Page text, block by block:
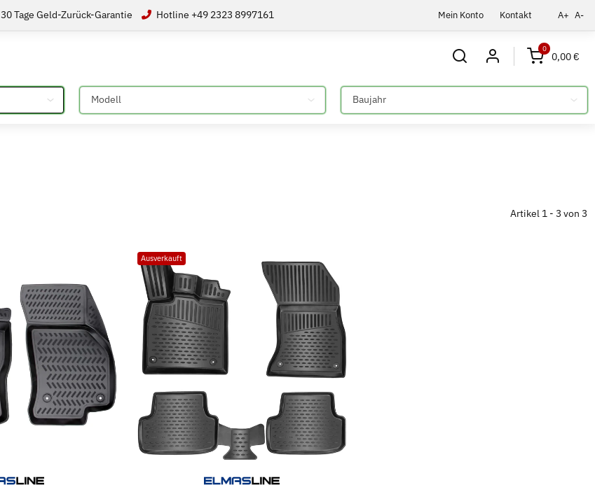
Mein Konto Kontakt A+ A-
30 Tage Geld-Zurück-Garantie Hotline +49 2323 8997161
0
0,00 €
Bitte auswählen Bitte auswählen
Artikel 1 - 3 von 3
Ausverkauft